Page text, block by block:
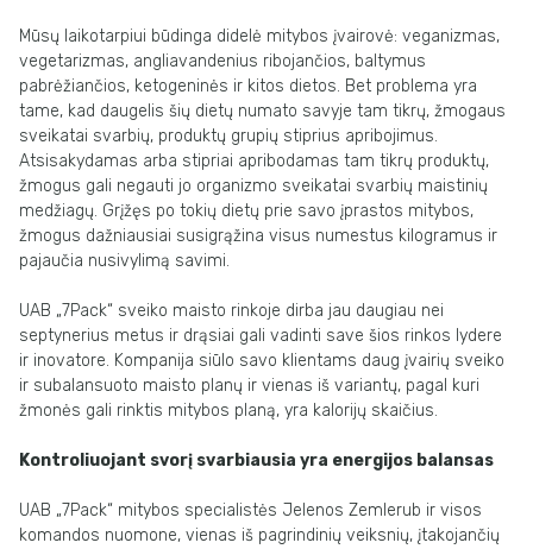
Mūsų laikotarpiui būdinga didelė mitybos įvairovė: veganizmas,
vegetarizmas, angliavandenius ribojančios, baltymus
pabrėžiančios, ketogeninės ir kitos dietos. Bet problema yra
tame, kad daugelis šių dietų numato savyje tam tikrų, žmogaus
sveikatai svarbių, produktų grupių stiprius apribojimus.
Atsisakydamas arba stipriai apribodamas tam tikrų produktų,
žmogus gali negauti jo organizmo sveikatai svarbių maistinių
medžiagų. Grįžęs po tokių dietų prie savo įprastos mitybos,
žmogus dažniausiai susigrąžina visus numestus kilogramus ir
pajaučia nusivylimą savimi.
UAB „7Pack“ sveiko maisto rinkoje dirba jau daugiau nei
septynerius metus ir drąsiai gali vadinti save šios rinkos lydere
ir inovatore. Kompanija siūlo savo klientams daug įvairių sveiko
ir subalansuoto maisto planų ir vienas iš variantų, pagal kuri
žmonės gali rinktis mitybos planą, yra kalorijų skaičius.
Kontroliuojant svorį svarbiausia yra energijos balansas
UAB „7Pack“ mitybos specialistės Jelenos Zemlerub ir visos
komandos nuomone, vienas iš pagrindinių veiksnių, įtakojančių